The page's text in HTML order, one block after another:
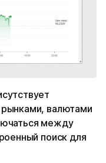
валютами
между
поиск для